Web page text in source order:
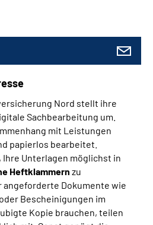
Nord stellt ihre
Sachbearbeitung um.
mit Leistungen
papierlos bearbeitet.
Ihre Unterlagen möglichst in
Heftklammern zu
angeforderte Dokumente wie
Bescheinigungen im
Kopie brauchen, teilen